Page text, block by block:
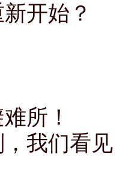
开始？
所！
我们看见